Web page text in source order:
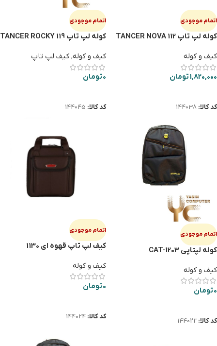
اتمام موجودی
کوله لپ تاپ TANCER NOVA 112
کیف و کوله
1,820,000تومان
کد کالا: 144038
اتمام موجودی
کوله لپ تاپ TANCER ROCKY 119
کیف و کوله, کیف لپ تاپ
0تومان
کد کالا: 144045
اتمام موجودی
کوله لپتاپی CAT-1203
کیف و کوله
0تومان
کد کالا: 144022
اتمام موجودی
کیف لپ تاپ قهوه ای 1130
کیف و کوله
0تومان
کد کالا: 144024